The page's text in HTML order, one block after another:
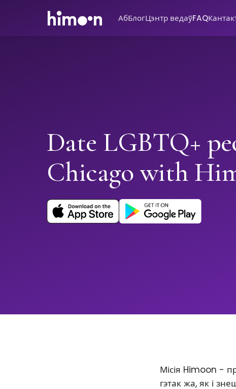
АбБлогЦэнтр ведаўFAQ
Date LGBTQ+
Chicago with
Місія Himoon -
гэтак жа, як і